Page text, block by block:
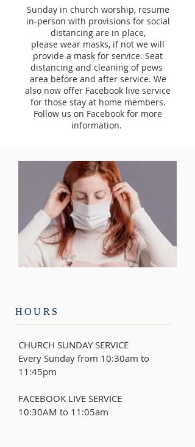
Sunday in church worship, resume
in-person with provisions for social
distancing are in place,
please wear masks, if not we will
provide a mask for service. Seat
distancing and cleaning of pews
area before and after service. We
also now offer Facebook live service
for those stay at home members.
Follow us on Facebook for more
information.
HOURS
CHURCH SUNDAY SERVICE
Every Sunday from 10:30am to
11:45pm
FACEBOOK LIVE SERVICE
10:30AM to 11:05am